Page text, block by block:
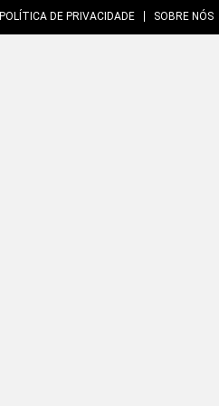
POLÍTICA DE PRIVACIDADE SOBRE NÓS